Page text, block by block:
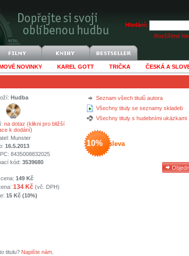
Hledání:
Rozšířené
NOVINKY KAREL GOTT TRIČKA ČESKÁ A
Seznam všech titulů autora
Všechny tituly se seznamy skladeb
Všechny tituly s hudebními ukázkami
10% sleva
Hudba
na dotaz (klikni pro bližší
k dodání)
Munster
16.5.2013
8435008832025
kód: 3539680
149 Kč
134 Kč (vč. DPH)
15 Kč (10%)
titulu? Napište nám